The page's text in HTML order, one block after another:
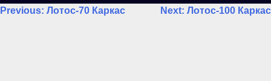
Навигация
Previous: Лотос-70 Каркас Next: Лотос-100 Каркас